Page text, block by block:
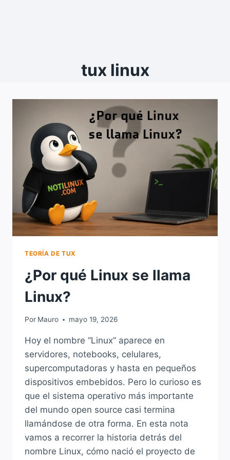
tux linux
TEORÍA DE TUX
¿Por qué Linux se llama
Linux?
Por Mauro mayo 19, 2026
Hoy el nombre “Linux” aparece en
servidores, notebooks, celulares,
supercomputadoras y hasta en pequeños
dispositivos embebidos. Pero lo curioso es
que el sistema operativo más importante
del mundo open source casi termina
llamándose de otra forma. En esta nota
vamos a recorrer la historia detrás del
nombre Linux, cómo nació el proyecto de